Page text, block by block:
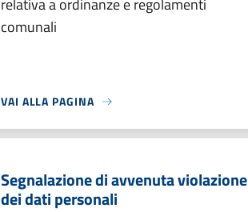
relativa a ordinanze e regolamenti
comunali
VAI ALLA PAGINA
Segnalazione di avvenuta violazione
dei dati personali